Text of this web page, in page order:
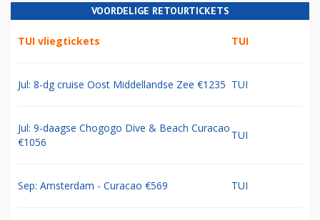
VOORDELIGE RETOURTICKETS
TUI vliegtickets TUI
Jul: 8-dg cruise Oost Middellandse Zee €1235 TUI
Jul: 9-daagse Chogogo Dive & Beach Curacao
€1056
TUI
Sep: Amsterdam - Curacao €569 TUI